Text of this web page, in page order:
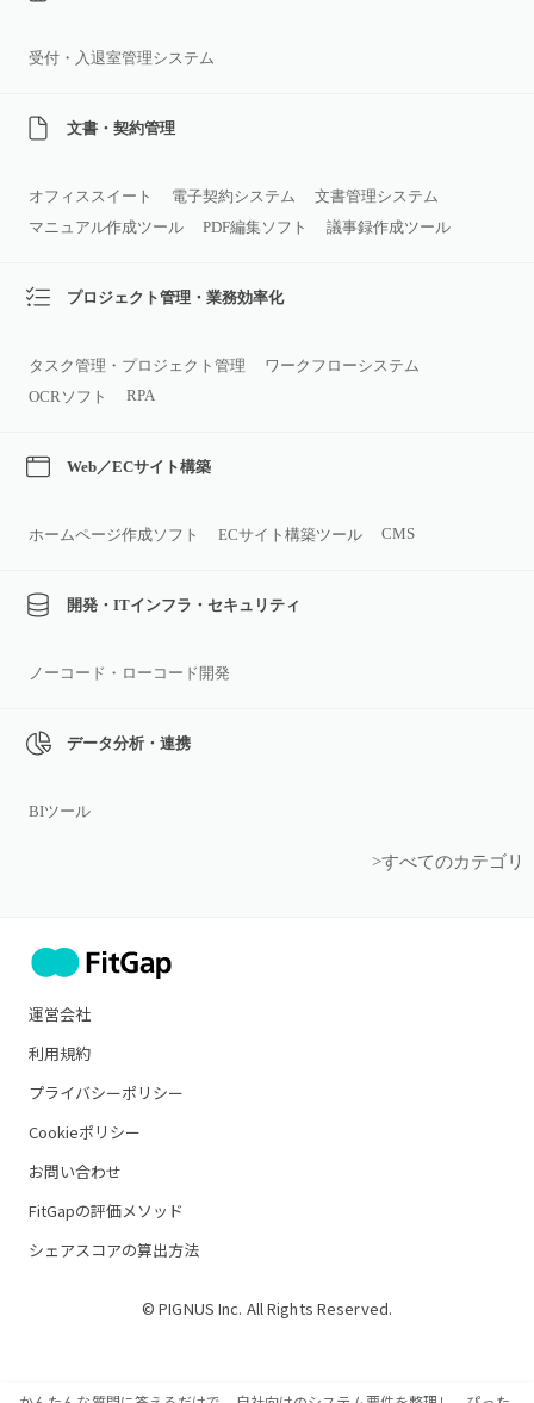
受付・入退室管理システム
文書・契約管理
オフィススイート 電子契約システム
文書管理システム
マニュアル作成ツール
PDF編集ソフト 議事録作成ツール
プロジェクト管理・業務効率化
タスク管理・プロジェクト管理
ワークフローシステム
OCRソフト
RPA
Web／ECサイト構築
ホームページ作成ソフト ECサイト構築ツール CMS
開発・ITインフラ・セキュリティ
ノーコード・ローコード開発
データ分析・連携
BIツール
>すべてのカテゴリ
運営会社
利用規約
プライバシーポリシー
Cookieポリシー
お問い合わせ
FitGapの評価メソッド
シェアスコアの算出方法
© PIGNUS Inc. All Rights Reserved.